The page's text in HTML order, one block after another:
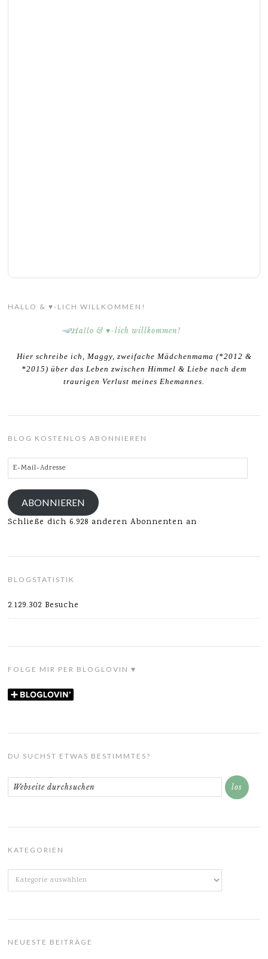
HALLO & ♥-LICH WILLKOMMEN!
Hier schreibe ich, Maggy, zweifache Mädchenmama (*2012 &
*2015) über das Leben zwischen Himmel & Liebe nach dem
traurigen Verlust meines Ehemannes.
BLOG KOSTENLOS ABONNIEREN
E-
Mail-
Adresse
ABONNIEREN
Schließe dich 6.928 anderen Abonnenten an
BLOGSTATISTIK
2.129.302 Besuche
FOLGE MIR PER BLOGLOVIN ♥
DU SUCHST ETWAS BESTIMMTES?
KATEGORIEN
Kategorien
NEUESTE BEITRÄGE